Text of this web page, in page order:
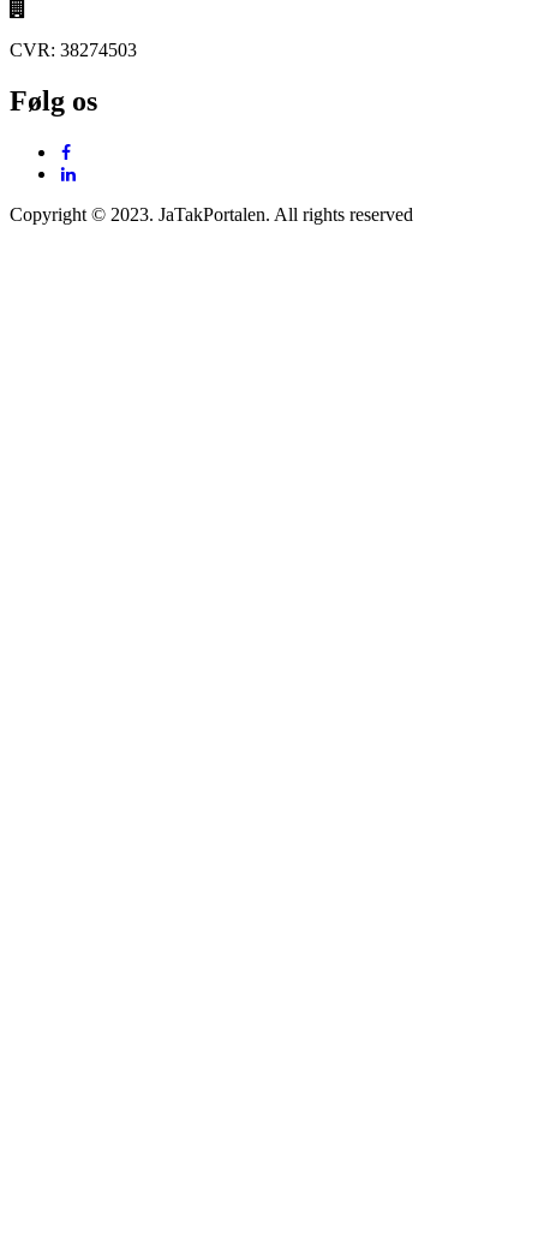
CVR: 38274503
Følg os
Copyright © 2023. JaTakPortalen. All rights reserved